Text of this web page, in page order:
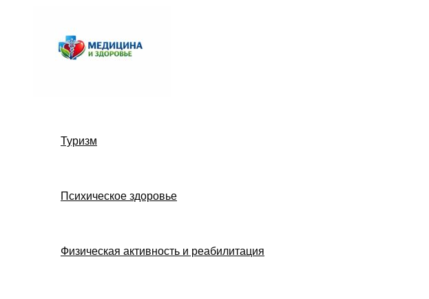
содержимому
Туризм
Психическое здоровье
Физическая активность и реабилитация